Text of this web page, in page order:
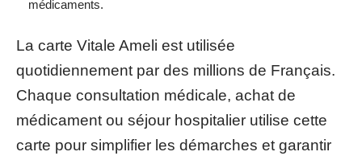
médicaments.
La carte Vitale Ameli est utilisée
quotidiennement par des millions de Français.
Chaque consultation médicale, achat de
médicament ou séjour hospitalier utilise cette
carte pour simplifier les démarches et garantir